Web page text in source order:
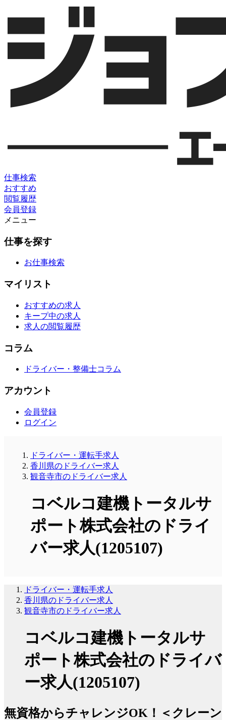
仕事検索
おすすめ
閲覧履歴
会員登録
メニュー
仕事を探す
お仕事検索
マイリスト
おすすめの求人
キープ中の求人
求人の閲覧履歴
コラム
ドライバー・整備士コラム
アカウント
会員登録
ログイン
ドライバー・運転手求人
香川県のドライバー求人
観音寺市のドライバー求人
コベルコ建機トータルサ
ポート株式会社のドライ
バー求人(1205107)
ドライバー・運転手求人
香川県のドライバー求人
観音寺市のドライバー求人
コベルコ建機トータルサ
ポート株式会社のドライバ
ー求人(1205107)
無資格からチャレンジOK！＜クレーン